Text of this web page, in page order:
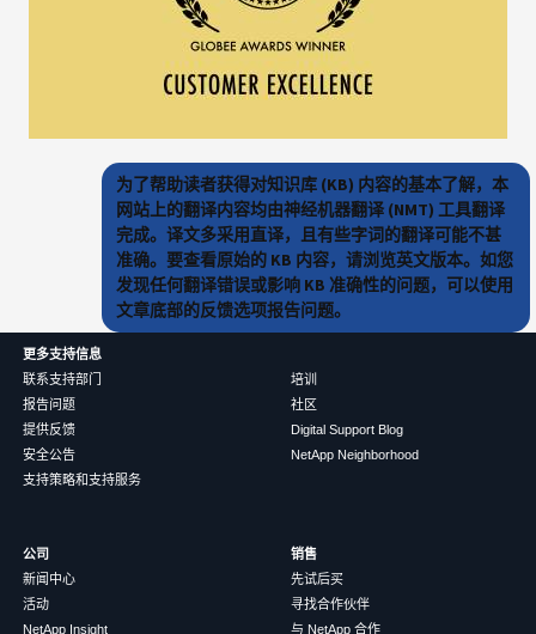
为了帮助读者获得对知识库 (KB) 内容的基本了解，本
网站上的翻译内容均由神经机器翻译 (NMT) 工具翻译
完成。译文多采用直译，且有些字词的翻译可能不甚
准确。要查看原始的 KB 内容，请浏览英文版本。如您
发现任何翻译错误或影响 KB 准确性的问题，可以使用
文章底部的反馈选项报告问题。
更多支持信息
联系支持部门
报告问题
提供反馈
安全公告
支持策略和支持服务
培训
社区
Digital Support Blog
NetApp Neighborhood
公司
新闻中心
活动
NetApp Insight
销售
先试后买
寻找合作伙伴
与 NetApp 合作